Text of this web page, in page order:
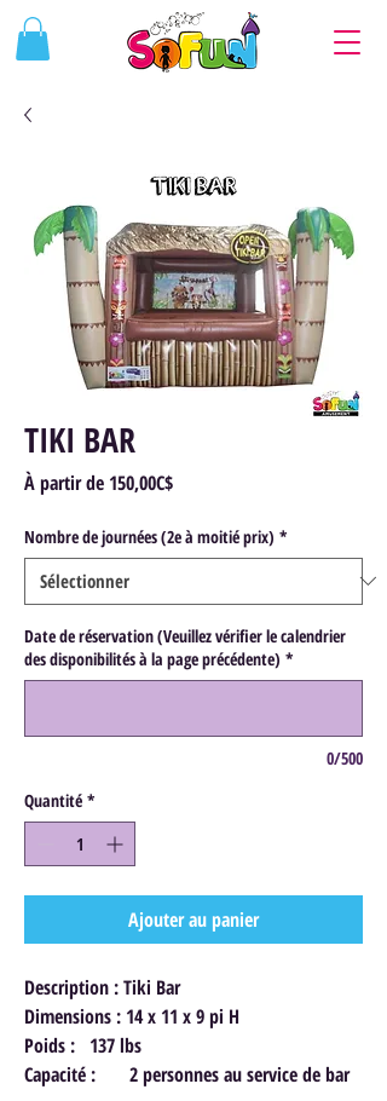
TIKI BAR
À partir de 150,00C$Prix
Nombre de journées (2e à moitié prix) *
Date de réservation (Veuillez vérifier le calendrier
des disponibilités à la page précédente) *
0/500
Quantité *
Ajouter au panier
Description : Tiki Bar
Dimensions : 14 x 11 x 9 pi H
Poids : 137 lbs
Capacité : 2 personnes au service de bar